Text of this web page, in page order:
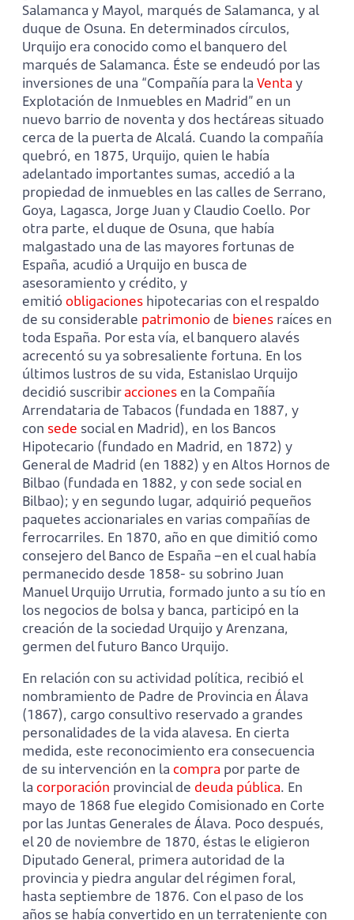
Salamanca y Mayol, marqués de Salamanca, y al
duque de Osuna. En determinados círculos,
Urquijo era conocido como el banquero del
marqués de Salamanca. Éste se endeudó por las
inversiones de una “Compañía para la Venta y
Explotación de Inmuebles en Madrid” en un
nuevo barrio de noventa y dos hectáreas situado
cerca de la puerta de Alcalá. Cuando la compañía
quebró, en 1875, Urquijo, quien le había
adelantado importantes sumas, accedió a la
propiedad de inmuebles en las calles de Serrano,
Goya, Lagasca, Jorge Juan y Claudio Coello. Por
otra parte, el duque de Osuna, que había
malgastado una de las mayores fortunas de
España, acudió a Urquijo en busca de
asesoramiento y crédito, y
emitió obligaciones hipotecarias con el respaldo
de su considerable patrimonio de bienes raíces en
toda España. Por esta vía, el banquero alavés
acrecentó su ya sobresaliente fortuna. En los
últimos lustros de su vida, Estanislao Urquijo
decidió suscribiraccionesen la Compañía
Arrendataria de Tabacos (fundada en 1887, y
con sede social en Madrid), en los Bancos
Hipotecario (fundado en Madrid, en 1872) y
General de Madrid (en 1882) y en Altos Hornos de
Bilbao (fundada en 1882, y con sede social en
Bilbao); y en segundo lugar, adquirió pequeños
paquetes accionariales en varias compañías de
ferrocarriles. En 1870, año en que dimitió como
consejero del Banco de España –en el cual había
permanecido desde 1858- su sobrino Juan
Manuel Urquijo Urrutia, formado junto a su tío en
los negocios de bolsa y banca, participó en la
creación de la sociedad Urquijo y Arenzana,
germen del futuro Banco Urquijo.
En relación con su actividad política, recibió el
nombramiento de Padre de Provincia en Álava
(1867), cargo consultivo reservado a grandes
personalidades de la vida alavesa. En cierta
medida, este reconocimiento era consecuencia
de su intervención en la compra por parte de
la corporación provincial de deuda pública. En
mayo de 1868 fue elegido Comisionado en Corte
por las Juntas Generales de Álava. Poco después,
el 20 de noviembre de 1870, éstas le eligieron
Diputado General, primera autoridad de la
provincia y piedra angular del régimen foral,
hasta septiembre de 1876. Con el paso de los
años se había convertido en un terrateniente con